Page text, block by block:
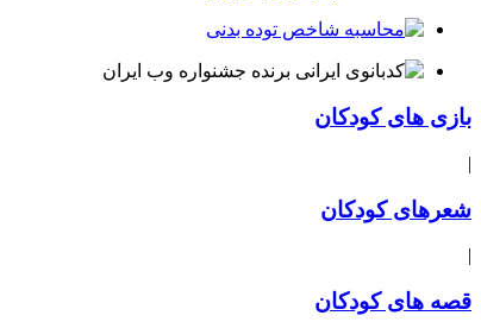
بازی های کودکان
|
شعرهای کودکان
|
قصه های کودکان